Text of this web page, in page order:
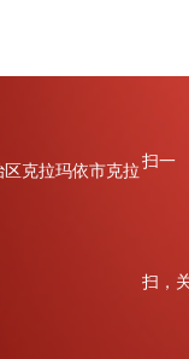
克拉玛依市克拉 扫一
扫，